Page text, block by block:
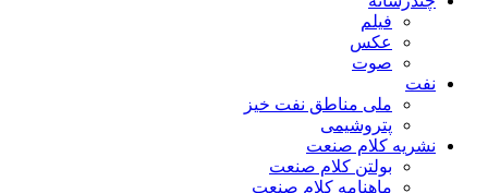
فیلم
عکس
صوت
نفت
ملی مناطق نفت خیز
پتروشیمی
نشریه کلام صنعت
بولتن کلام صنعت
ماهنامه کلام صنعت